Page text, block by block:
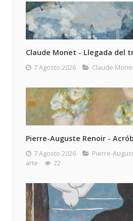
Claude Monet - Llegada del
7 Agosto 2026 Claude
Pierre-Auguste Renoir -
7 Agosto 2026
Pierre-
arte
22